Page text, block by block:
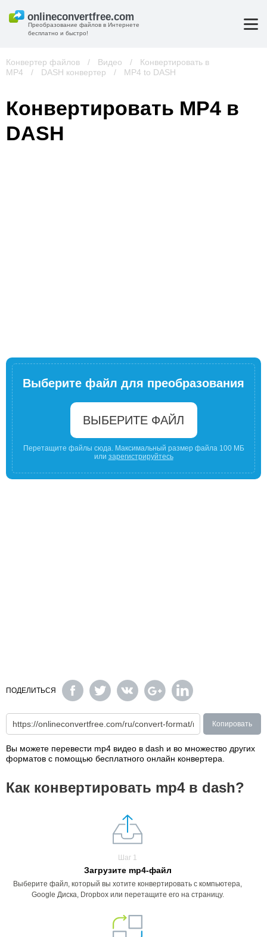
Преобразование файлов в Интернете
бесплатно и быстро!
Конвертер файлов / Видео /
Конвертировать в
MP4
/ DASH конвертер / MP4 to DASH
Конвертировать MP4 в
DASH
Выберите файл для преобразования
ВЫБЕРИТЕ ФАЙЛ
Перетащите файлы сюда. Максимальный размер файла 100 МБ
или зарегистрируйтесь
ПОДЕЛИТЬСЯ
Копировать
Вы можете перевести mp4 видео в dash и во множество других
форматов с помощью бесплатного онлайн конвертера.
Как конвертировать mp4 в dash?
Шаг 1
Загрузите mp4-файл
Выберите файл, который вы хотите конвертировать с компьютера,
Google Диска, Dropbox или перетащите его на страницу.